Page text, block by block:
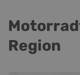
Region